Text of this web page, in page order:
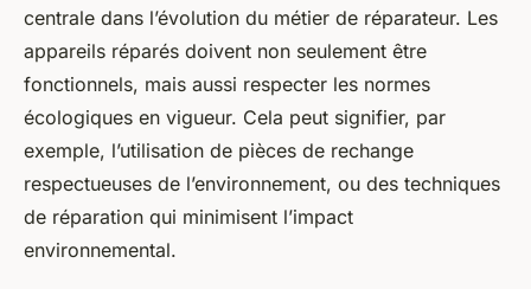
centrale dans l’évolution du métier de réparateur. Les
appareils réparés doivent non seulement être
fonctionnels, mais aussi respecter les normes
écologiques en vigueur. Cela peut signifier, par
exemple, l’utilisation de pièces de rechange
respectueuses de l’environnement, ou des techniques
de réparation qui minimisent l’impact
environnemental.